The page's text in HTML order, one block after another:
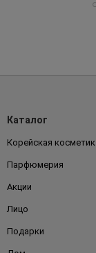
Каталог
Корейская
Парфюмерия
Акции
Лицо
Подарки